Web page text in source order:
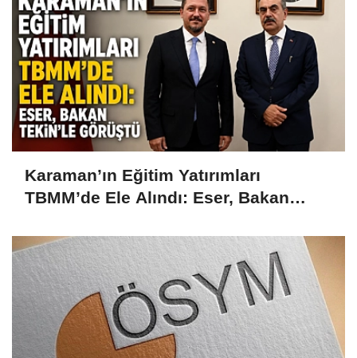
Karaman’ın Eğitim Yatırımları
TBMM’de Ele Alındı: Eser, Bakan